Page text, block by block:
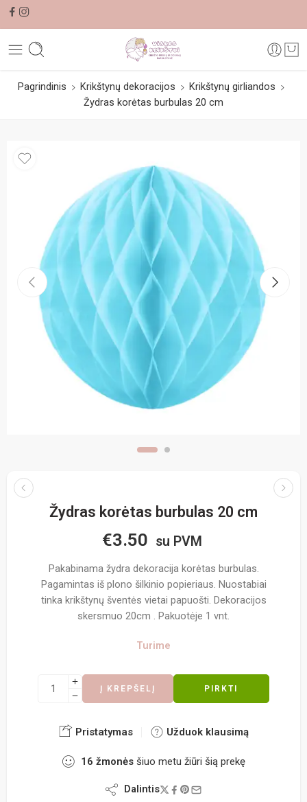
Pagrindinis Krikštynų dekoracijos
Krikštynų girliandos
Žydras korėtas burbulas 20 cm
Žydras korėtas burbulas 20 cm
€3.50 su PVM
Pakabinama žydra dekoracija korėtas burbulas.
Pagamintas iš plono šilkinio popieriaus. Nuostabiai
tinka krikštynų šventės vietai papuošti. Dekoracijos
skersmuo 20cm . Pakuotėje 1 vnt.
Turime
Į KREPŠELĮ PIRKTI
Pristatymas Užduok klausimą
16 žmonės šiuo metu žiūri šią prekę
Dalintis